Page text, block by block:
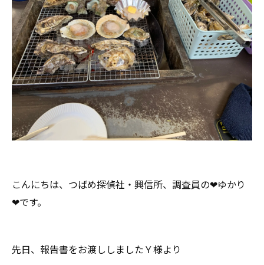
こんにちは、つばめ探偵社・興信所、調査員の❤ゆかり
❤です。
先日、報告書をお渡ししましたＹ様より